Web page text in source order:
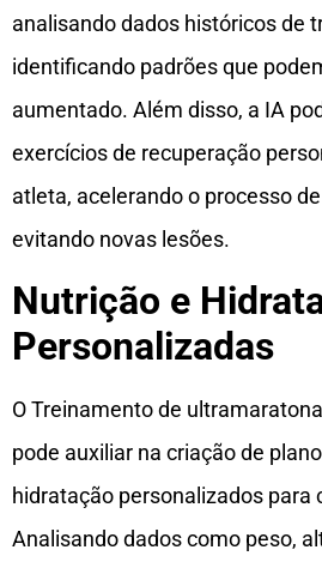
analisando dados históricos de
identificando padrões que
aumentado. Além disso, a IA
exercícios de recuperação
atleta, acelerando o processo
evitando novas lesões.
Nutrição e
Personalizadas
O Treinamento de
pode auxiliar na criação de
hidratação personalizados para
Analisando dados como peso,